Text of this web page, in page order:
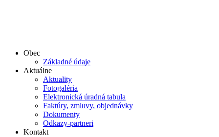
Obec
Základné údaje
Aktuálne
Aktuality
Fotogaléria
Elektronická úradná tabula
Faktúry, zmluvy, objednávky
Dokumenty
Odkazy-partneri
Kontakt